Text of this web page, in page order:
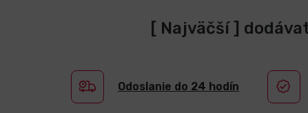
[ Najväčší ]
Odoslanie do 24 hodín